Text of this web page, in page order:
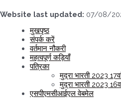
Website last updated: 07/08/
मुखपृष्ठ
संपर्क करें
वर्तमान नौकरी
महत्वपूर्ण कड़ियाँ
पत्रिका
मुद्रा भारती 2023
मुद्रा भारती 2023
एसपीएमसीआईएल वेबमेल